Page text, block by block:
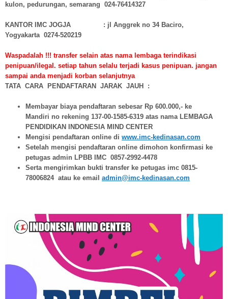
kulon, pedurungan, semarang 024-76414327
KANTOR IMC JOGJA : jl Anggrek no 34 Baciro,
Yogyakarta 0274-520219
Waspadalah !!! transfer selain atas nama lembaga terindikasi
penipuan/ilegal. setiap tahun selalu terjadi kasus penipuan. jangan
sampai anda menjadi korban selanjutnya
TATA CARA PENDAFTARAN JARAK JAUH :
Membayar biaya pendaftaran sebesar Rp 600.000,- ke
Mandiri no rekening 137-00-1585-6319 atas nama LEMBAGA
PENDIDIKAN INDONESIA MIND CENTER
Mengisi pendaftaran online di www.imc-kedinasan.com
Setelah mengisi pendaftaran online dimohon konfirmasi ke
petugas admin LPBB IMC 0857-2992-4478
Serta mengirimkan bukti transfer ke petugas imc 0815-
78006824 atau ke email admin@imc-kedinasan.com